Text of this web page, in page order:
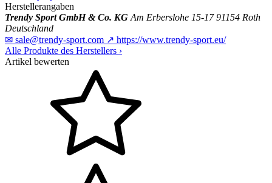
Herstellerangaben
Trendy Sport GmbH & Co. KG Am Erberslohe 15-17 91154 Roth
Deutschland
✉ sale@trendy-sport.com ↗ https://www.trendy-sport.eu/
Alle Produkte des Herstellers ›
Artikel bewerten